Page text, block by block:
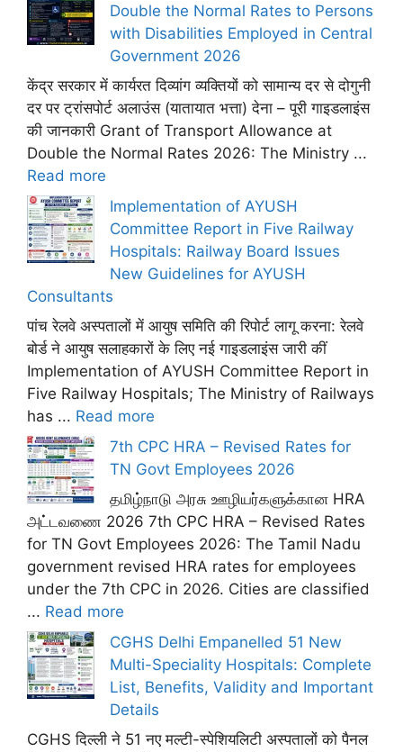
Double the Normal Rates to Persons
with Disabilities Employed in Central
Government 2026
केंद्र सरकार में कार्यरत दिव्यांग व्यक्तियों को सामान्य दर से दोगुनी
दर पर ट्रांसपोर्ट अलाउंस (यातायात भत्ता) देना – पूरी गाइडलाइंस
की जानकारी Grant of Transport Allowance at
Double the Normal Rates 2026: The Ministry ...
Read more
Implementation of AYUSH
Committee Report in Five Railway
Hospitals: Railway Board Issues
New Guidelines for AYUSH
Consultants
पांच रेलवे अस्पतालों में आयुष समिति की रिपोर्ट लागू करना: रेलवे
बोर्ड ने आयुष सलाहकारों के लिए नई गाइडलाइंस जारी कीं
Implementation of AYUSH Committee Report in
Five Railway Hospitals; The Ministry of Railways
has ... Read more
7th CPC HRA – Revised Rates for
TN Govt Employees 2026
தமிழ்நாடு அரசு ஊழியர்களுக்கான HRA
அட்டவணை 2026 7th CPC HRA – Revised Rates
for TN Govt Employees 2026: The Tamil Nadu
government revised HRA rates for employees
under the 7th CPC in 2026. Cities are classified
... Read more
CGHS Delhi Empanelled 51 New
Multi-Speciality Hospitals: Complete
List, Benefits, Validity and Important
Details
CGHS दिल्ली ने 51 नए मल्टी-स्पेशियलिटी अस्पतालों को पैनल